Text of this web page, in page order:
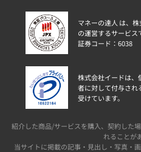
マネーの達人 は、
の運営するサービス
証券コード：6038
株式会社イードは、
者に対して付与され
受けています。
紹介した商品/サービスを購入、契約した
れることが
当サイトに掲載の記事・見出し・写真・